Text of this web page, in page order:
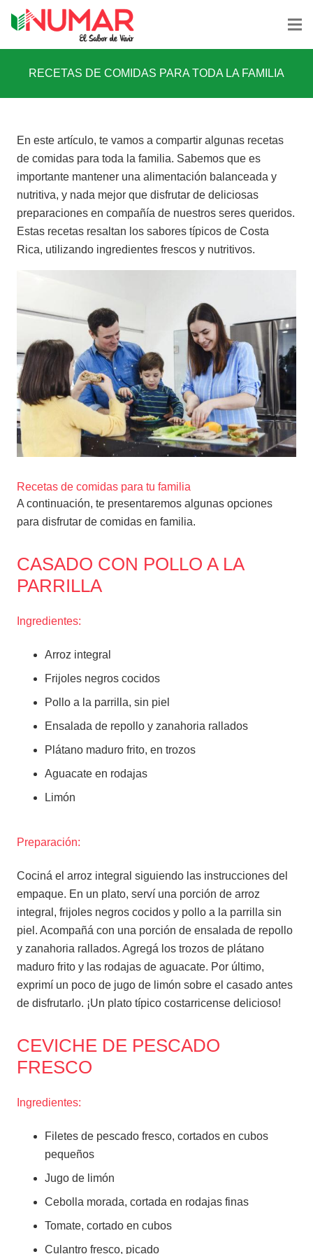
RECETAS DE COMIDAS PARA TODA LA FAMILIA
En este artículo, te vamos a compartir algunas recetas
de comidas para toda la familia. Sabemos que es
importante mantener una alimentación balanceada y
nutritiva, y nada mejor que disfrutar de deliciosas
preparaciones en compañía de nuestros seres queridos.
Estas recetas resaltan los sabores típicos de Costa
Rica, utilizando ingredientes frescos y nutritivos.
Recetas de comidas para tu familia
A continuación, te presentaremos algunas opciones
para disfrutar de comidas en familia.
CASADO CON POLLO A LA
PARRILLA
Ingredientes:
Arroz integral
Frijoles negros cocidos
Pollo a la parrilla, sin piel
Ensalada de repollo y zanahoria rallados
Plátano maduro frito, en trozos
Aguacate en rodajas
Limón
Preparación:
Cociná el arroz integral siguiendo las instrucciones del
empaque. En un plato, serví una porción de arroz
integral, frijoles negros cocidos y pollo a la parrilla sin
piel. Acompañá con una porción de ensalada de repollo
y zanahoria rallados. Agregá los trozos de plátano
maduro frito y las rodajas de aguacate. Por último,
exprimí un poco de jugo de limón sobre el casado antes
de disfrutarlo. ¡Un plato típico costarricense delicioso!
CEVICHE DE PESCADO
FRESCO
Ingredientes:
Filetes de pescado fresco, cortados en cubos
pequeños
Jugo de limón
Cebolla morada, cortada en rodajas finas
Tomate, cortado en cubos
Culantro fresco, picado